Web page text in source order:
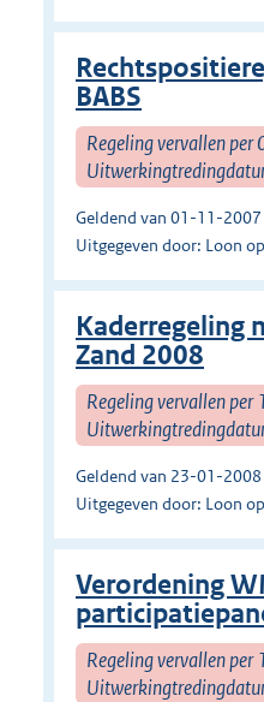
BABS
Regeling vervallen
Geldend van 01-11-
Uitgegeven door: Loon
Kaderregeling
Zand 2008
Regeling vervallen
Geldend van 23-01-
Uitgegeven door: Loon
Verordening
Regeling vervallen